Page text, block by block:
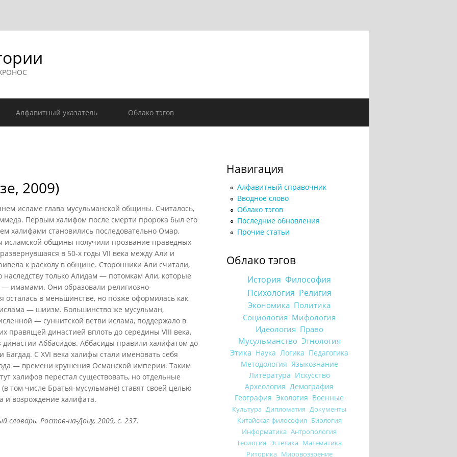
Алфавитный указатель Облако тэгов
2009)
исламе глава мусульманской общины. Считалось,
Первым халифом после смерти пророка был его
халифами становились последовательно Омар,
общины получили прозвание праведных
в 50-х годы VII века между Али и
к расколу в общине. Сторонники Али считали,
наследству только Алидам — потомкам Али, которые
имамами. Они образовали религиозно-
осталась в меньшинстве, но позже оформилась как
— шиизм. Большинство же мусульман,
— суннитской ветви ислама, поддержало в
правящей династией вплоть до середины VIII века,
Аббасидов. Аббасиды правили халифатом до
Багдад. С XVI века халифы стали именовать себя
— времени крушения Османской империи. Таким
халифов перестал существовать, но отдельные
том числе Братья-мусульмане) ставят своей целью
и возрождение халифата.
словарь. Ростов-на-Дону, 2009, с. 237.
Навигация
Алфавитный справочник
Вводное слово
Облако тэгов
Последние обновления
Прочие статьи
Облако тэгов
История Философия
Психология Религия
Экономика Политика
Социология Мифология
Идеология Право
Мусульманство Этнология
Этика Наука Логика Педагогика
Методология Языкознание
Литература Искусство
Археология Демография
География Экология Военные
Культура Дипломатия Документы
Китайская философия Биология
Информатика Антропология
Теология Эстетика Математика
Риторика Мировоззрение